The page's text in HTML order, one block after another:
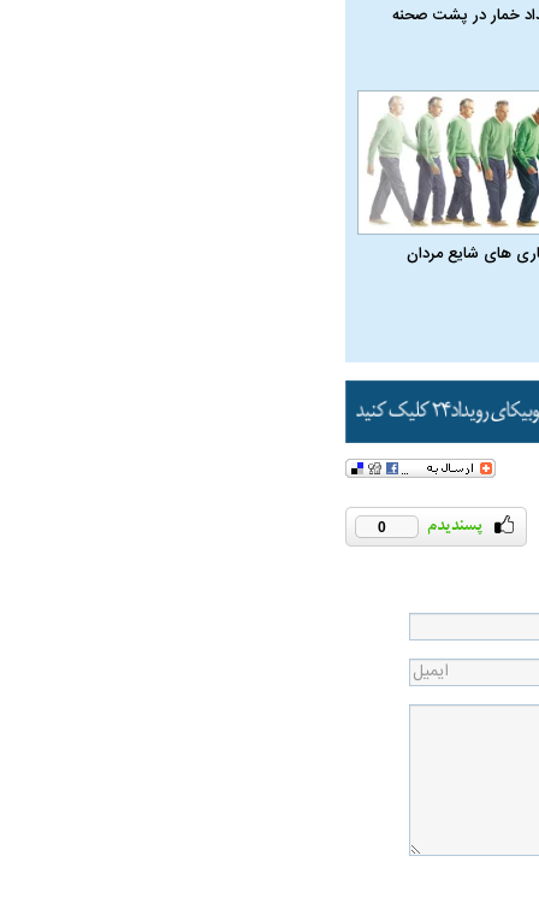
خمار در پشت صحنه
های شایع مردان
0